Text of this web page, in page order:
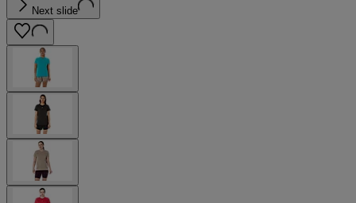
Next slide